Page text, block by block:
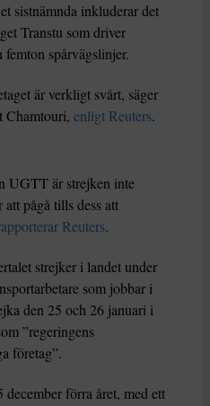
sistnämnda inkluderar det
Transtu som driver
spårvägslinjer.
är verkligt svårt, säger
Chamtouri, enligt Reuters.
UGTT är strejken inte
pågå tills dess att
Reuters.
strejker i landet under
som jobbar i
den 25 och 26 januari i
”regeringens
företag”.
förra året, med ett